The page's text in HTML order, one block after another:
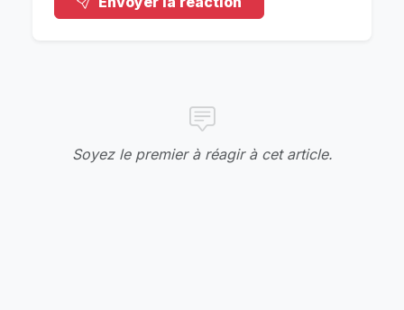
Soyez le premier à réagir à cet article.